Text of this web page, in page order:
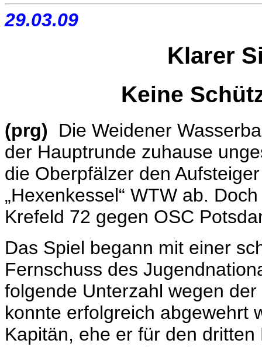
29.03.09
Klarer
Keine
(prg)
Die Weidener
der Hauptrunde zuhause
die Oberpfälzer den
„Hexenkessel“ WTW ab.
Krefeld 72 gegen OSC
Das Spiel begann mit einer
Fernschuss des
folgende Unterzahl wegen
konnte erfolgreich abgewehrt
Kapitän, ehe er für den